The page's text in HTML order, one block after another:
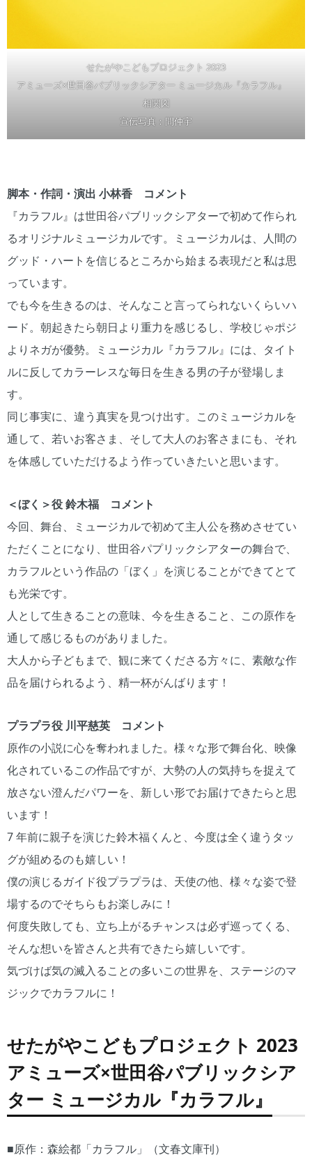
せたがやこどもプロジェクト 2023
アミューズ×世田谷パブリックシアター ミュージカル『カラフル』
相関図
宣伝写真：間仲宇
脚本・作詞・演出 小林香 コメント
『カラフル』は世田谷パブリックシアターで初めて作られ
るオリジナルミュージカルです。ミュージカルは、人間の
グッド・ハートを信じるところから始まる表現だと私は思
っています。
でも今を生きるのは、そんなこと言ってられないくらいハ
ード。朝起きたら朝日より重力を感じるし、学校じゃポジ
よりネガが優勢。ミュージカル『カラフル』には、タイト
ルに反してカラーレスな毎日を生きる男の子が登場しま
す。
同じ事実に、違う真実を見つけ出す。このミュージカルを
通して、若いお客さま、そして大人のお客さまにも、それ
を体感していただけるよう作っていきたいと思います。
＜ぼく＞役 鈴木福 コメント
今回、舞台、ミュージカルで初めて主人公を務めさせてい
ただくことになり、世田谷パプリックシアターの舞台で、
カラフルという作品の「ぼく」を演じることができてとて
も光栄です。
人として生きることの意味、今を生きること、この原作を
通して感じるものがありました。
大人から子どもまで、観に来てくださる方々に、素敵な作
品を届けられるよう、精一杯がんばります！
プラプラ役 川平慈英 コメント
原作の小説に心を奪われました。様々な形で舞台化、映像
化されているこの作品ですが、大勢の人の気持ちを捉えて
放さない澄んだパワーを、新しい形でお届けできたらと思
います！
7 年前に親子を演じた鈴木福くんと、今度は全く違うタッ
グが組めるのも嬉しい！
僕の演じるガイド役プラプラは、天使の他、様々な姿で登
場するのでそちらもお楽しみに！
何度失敗しても、立ち上がるチャンスは必ず巡ってくる、
そんな想いを皆さんと共有できたら嬉しいです。
気づけば気の滅入ることの多いこの世界を、ステージのマ
ジックでカラフルに！
せたがやこどもプロジェクト 2023
アミューズ×世田谷パブリックシア
ター ミュージカル『カラフル』
■原作：森絵都「カラフル」（文春文庫刊）